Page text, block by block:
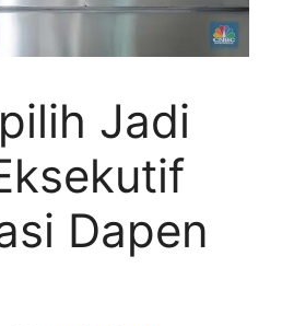
Jadi
Dapen